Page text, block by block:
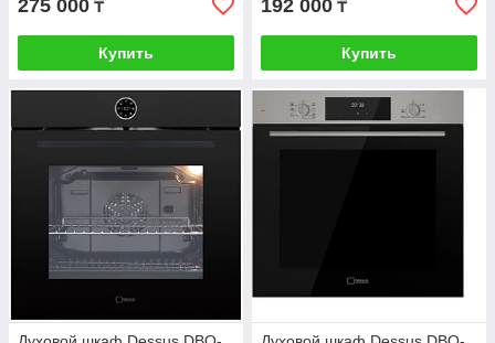
275 000 ₸
Купить
192 000 ₸
Купить